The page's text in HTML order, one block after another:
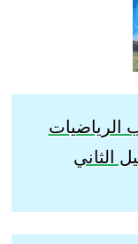
الرياضيات
الثاني